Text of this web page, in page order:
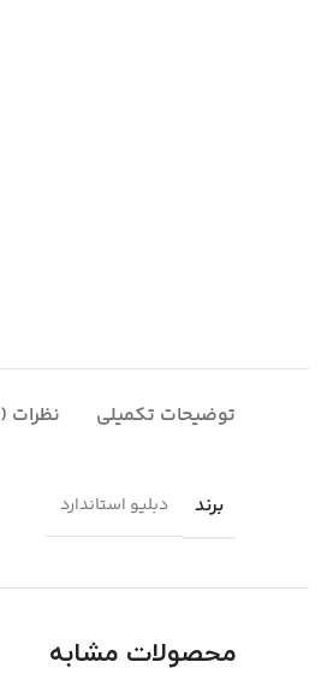
توضیحات تکمیلی نظرات (0)
برند دبلیو استاندارد
محصولات مشابه